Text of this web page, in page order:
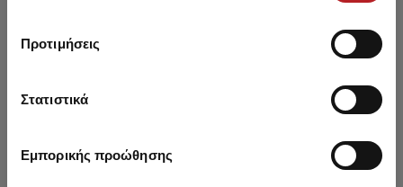
Προτιμήσεις
Στατιστικά
Εμπορικής προώθησης
Μπορεί να σου αρέσει επίσης
HOT OFFER